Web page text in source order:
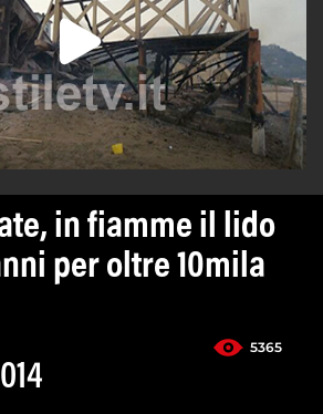
in fiamme il lido
per oltre 10mila
5365